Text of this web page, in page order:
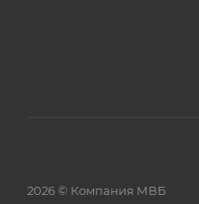
2026 © Компания МВБ